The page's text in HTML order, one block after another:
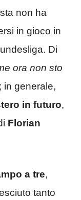
non ha
in gioco in
Di
ora non sto
; in generale,
in futuro,
Florian
a tre,
tanto